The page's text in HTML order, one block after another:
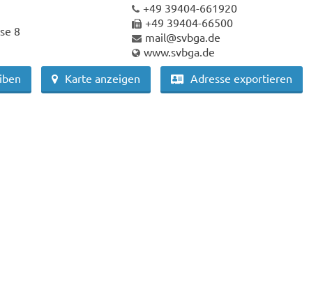
8
+49 39404-661920
+49 39404-66500
mail@svbga.de
www.svbga.de
Karte anzeigen Adresse exportieren